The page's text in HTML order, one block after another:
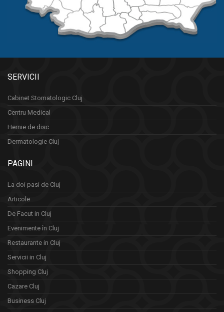
SERVICII
Cabinet Stomatologic Cluj
Centru Medical
Hernie de disc
Dermatologie Cluj
PAGINI
La doi pasi de Cluj
Articole
De Facut in Cluj
Evenimente în Cluj
Restaurante in Cluj
Servicii in Cluj
Shopping Cluj
Cazare Cluj
Business Cluj